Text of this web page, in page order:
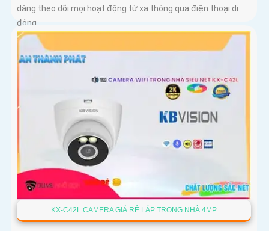
dàng theo dõi mọi hoạt động từ xa thông qua điện thoại di
động
KX-C42L CAMERA GIÁ RẺ LẮP TRONG NHÀ 4MP